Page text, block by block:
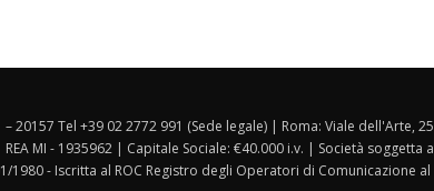
20157 Tel +39 02 2772 991 (Sede legale) | Roma: Viale dell'Arte,
MI - 1935962 | Capitale Sociale: €40.000 i.v. | Società
1980 - Iscritta al ROC Registro degli Operatori di Comunicazione